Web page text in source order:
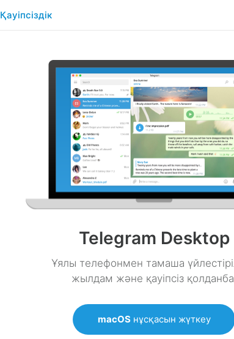
Қауіпсіздік
Telegram Desktop
Ұялы телефонмен тамаша
жылдам және қауіпсіз
macOSнұсқасын жүткеу